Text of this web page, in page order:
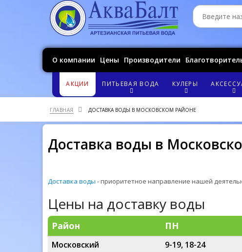
О компании Цены Производители
АКЦИИ ПИТЬЕВАЯ ВОДА КУЛЕРЫ
ГЛАВНАЯ ДОСТАВКА ВОДЫ В МОСКОВСКОМ РАЙОНЕ
Доставка воды в
Доставка воды - приоритетное направление нашей
Цены на доставку воды
Район ПН
Московский 9-19, 18-24